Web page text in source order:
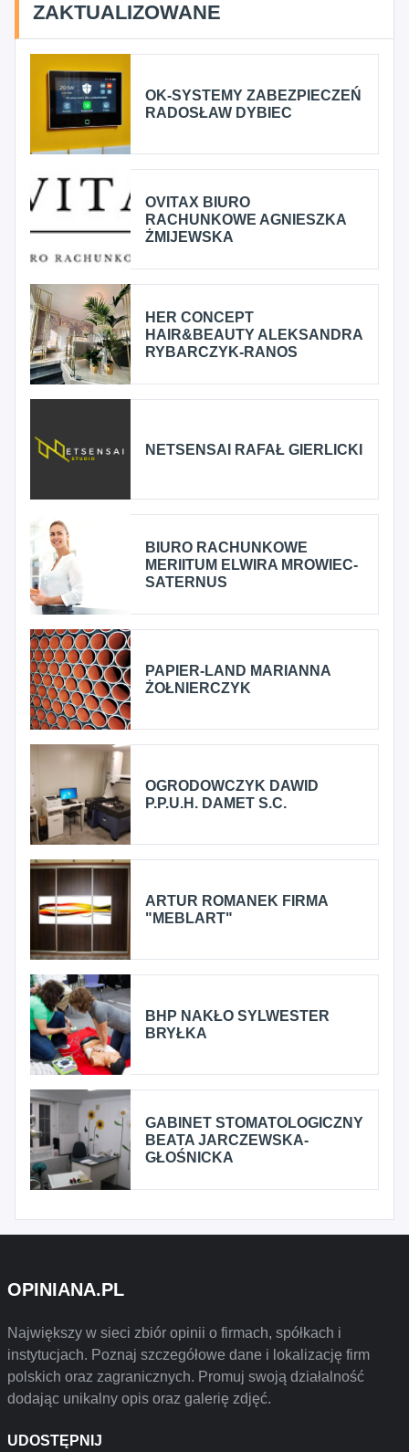
ZAKTUALIZOWANE
OK-SYSTEMY ZABEZPIECZEŃ
RADOSŁAW DYBIEC
OVITAX BIURO
RACHUNKOWE AGNIESZKA
ŻMIJEWSKA
HER CONCEPT
HAIR&BEAUTY ALEKSANDRA
RYBARCZYK-RANOS
NETSENSAI RAFAŁ GIERLICKI
BIURO RACHUNKOWE
MERIITUM ELWIRA MROWIEC-
SATERNUS
PAPIER-LAND MARIANNA
ŻOŁNIERCZYK
OGRODOWCZYK DAWID
P.P.U.H. DAMET S.C.
ARTUR ROMANEK FIRMA
"MEBLART"
BHP NAKŁO SYLWESTER
BRYŁKA
GABINET STOMATOLOGICZNY
BEATA JARCZEWSKA-
GŁOŚNICKA
OPINIANA.PL
Największy w sieci zbiór opinii o firmach, spółkach i
instytucjach. Poznaj szczegółowe dane i lokalizację firm
polskich oraz zagranicznych. Promuj swoją działalność
dodając unikalny opis oraz galerię zdjęć.
UDOSTĘPNIJ